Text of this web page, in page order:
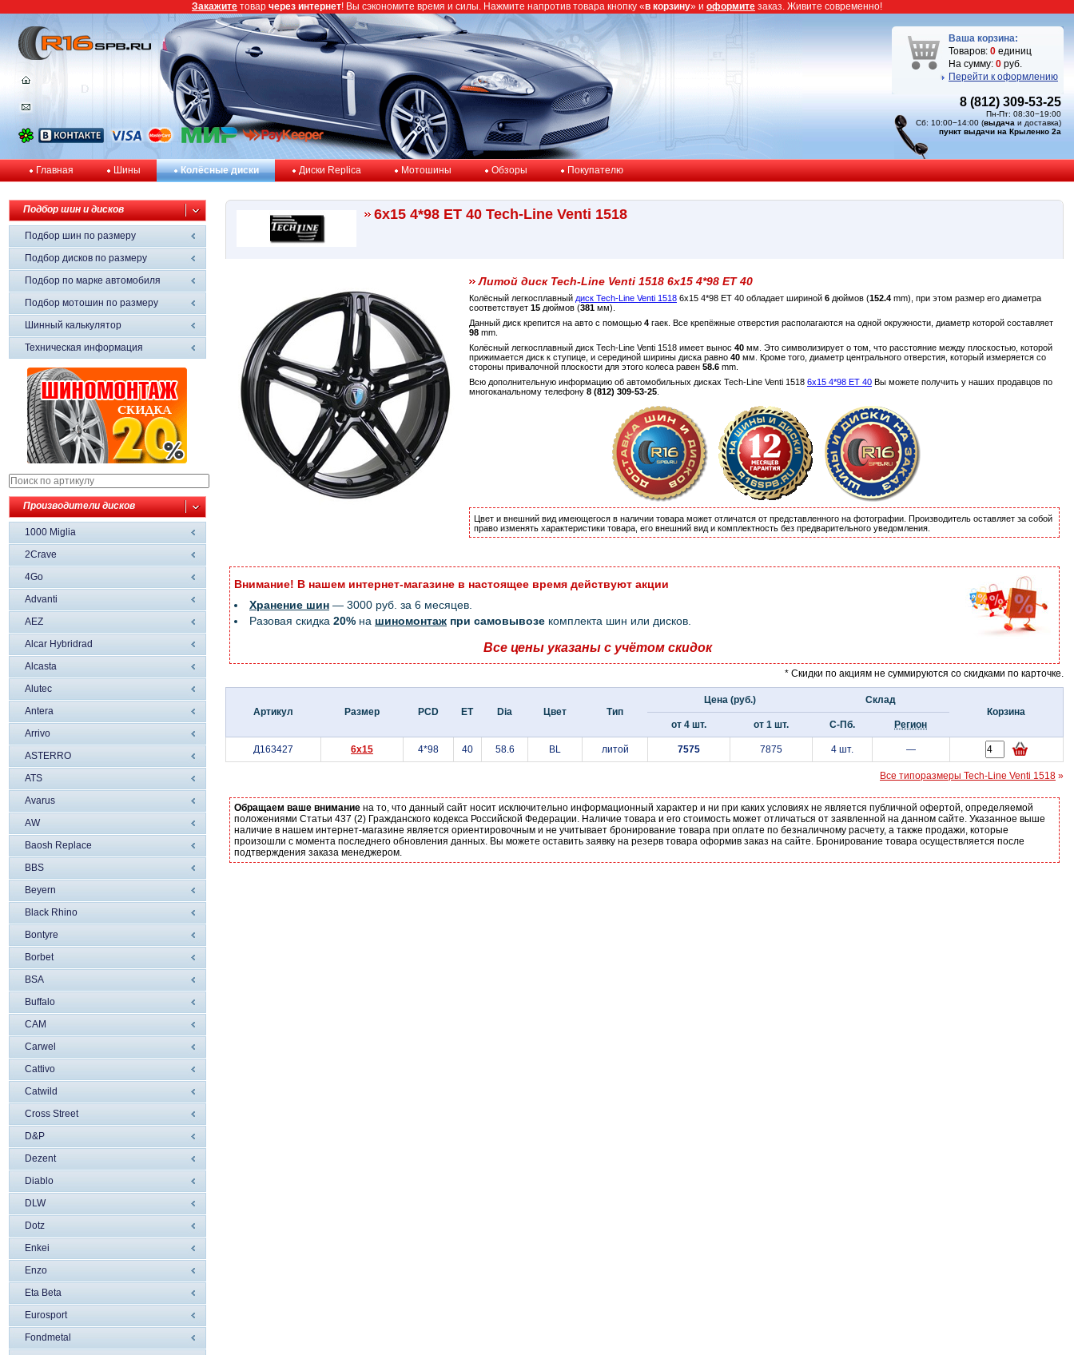
Ваша корзина:
Товаров: 0 единиц
На сумму: 0 руб.
Перейти к оформлению
8 (812) 309-53-25
Пн-Пт: 08:30−19:00
Сб: 10:00−14:00 (выдача и доставка)
пункт выдачи на Крыленко 2а
Главная Шины Колёсные диски Диски Replica Мотошины Обзоры Покупателю
Подбор шин и дисков
Подбор шин по размеру
Подбор дисков по размеру
Подбор по марке автомобиля
Подбор мотошин по размеру
Шинный калькулятор
Техническая информация
Производители дисков
1000 Miglia
2Crave
4Go
Advanti
AEZ
Alcar Hybridrad
Alcasta
Alutec
Antera
Arrivo
ASTERRO
ATS
Avarus
AW
Baosh Replace
BBS
Beyern
Black Rhino
Bontyre
Borbet
BSA
Buffalo
CAM
Carwel
Cattivo
Catwild
Cross Street
D&P
Dezent
Diablo
DLW
Dotz
Enkei
Enzo
Eta Beta
Eurosport
Fondmetal
6x15 4*98 ET 40 Tech-Line Venti 1518
Литой диск Tech-Line Venti 1518 6x15 4*98 ET 40
Колёсный легкосплавный диск Tech-Line Venti 1518 6x15 4*98 ET 40 обладает шириной 6 дюймов (152.4 mm), при этом размер его диаметра
соответствует 15 дюймов (381 мм).
Данный диск крепится на авто с помощью 4 гаек. Все крепёжные отверстия располагаются на одной окружности, диаметр которой составляет
98 mm.
Колёсный легкосплавный диск Tech-Line Venti 1518 имеет вынос 40 мм. Это символизирует о том, что расстояние между плоскостью, которой
прижимается диск к ступице, и серединой ширины диска равно 40 мм. Кроме того, диаметр центрального отверстия, который измеряется со
стороны привалочной плоскости для этого колеса равен 58.6 mm.
Всю дополнительную информацию об автомобильных дисках Tech-Line Venti 1518 6x15 4*98 ET 40 Вы можете получить у наших продавцов по
многоканальному телефону 8 (812) 309-53-25
Цвет и внешний вид имеющегося в наличии товара может отличатся от представленного на фотографии. Производитель оставляет за собой
право изменять характеристики товара, его внешний вид и комплектность без предварительного уведомления.
Внимание! В нашем интернет-магазине в настоящее время действуют акции
Хранение шин — 3000 руб. за 6 месяцев.
Разовая скидка 20% на шиномонтаж при самовывозе комплекта шин или дисков.
Все цены указаны с учётом скидок
* Скидки по акциям не суммируются со скидками по карточке.
Артикул Размер PCD ET Dia Цвет Тип
Цена (руб.)
Склад
Корзина
от 4 шт.
от 1 шт. С-Пб. Регион
Д163427 6x15 4*98 40 58.6 BL литой 7575 7875 4 шт. —
Все типоразмеры Tech-Line Venti 1518 »
Обращаем ваше внимание на то, что данный сайт носит исключительно информационный характер и ни при каких условиях не является публичной офертой, определяемой
положениями Статьи 437 (2) Гражданского кодекса Российской Федерации. Наличие товара и его стоимость может отличаться от заявленной на данном сайте. Указанное выше
наличие в нашем интернет-магазине является ориентировочным и не учитывает бронирование товара при оплате по безналичному расчету, а также продажи, которые
произошли с момента последнего обновления данных. Вы можете оставить заявку на резерв товара оформив заказ на сайте. Бронирование товара осуществляется после
подтверждения заказа менеджером.
Закажите товар через интернет! Вы сэкономите время и силы. Нажмите напротив товара кнопку «в корзину» и оформите заказ. Живите современно!